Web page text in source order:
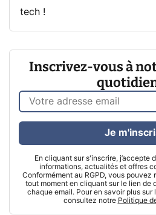
tech !
Inscrivez-vous à
En cliquant sur s'inscrire, j’accepte
informations, actualités et offres
Conformément au RGPD, vous pouvez
tout moment en cliquant sur le lien de
chaque email. Pour en savoir plus sur
consultez notre Politique
Je